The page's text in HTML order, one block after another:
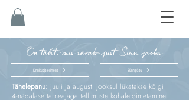
On täht, mis särab just Sinu jaoks
Kinnitus ja esimene Sünnipäev
Tähelepanu: juuli ja augusti jooksul lükatakse kõigi
4‑nädalase tarneajaga tellimuste kohaletoimetamine